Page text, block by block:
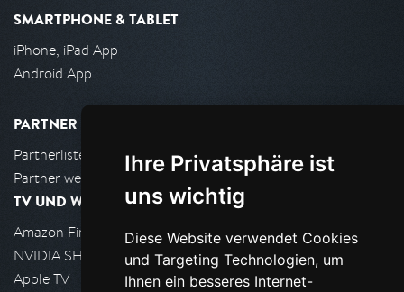
Ihre Privatsphäre ist
uns wichtig
Diese Website verwendet Cookies
und Targeting Technologien, um
Ihnen ein besseres Internet-
SMARTPHONE & TABLET
iPhone, iPad App
Android App
PARTNER
Partnerliste
Partner werden
TV UND WOHNZIMMER
Amazon FireTV
NVIDIA SHIELD, Google TV
Apple TV